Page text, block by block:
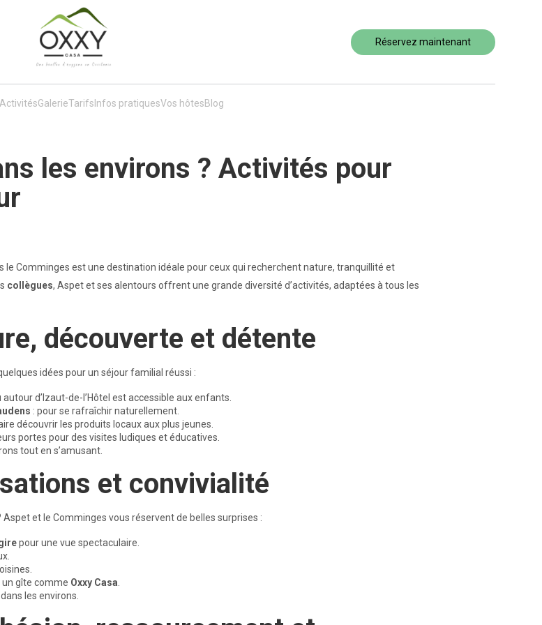
Réservez maintenant
ActivitésGalerieTarifs Infos pratiquesVos hôtesBlog
les environs ? Activités pour
le Comminges est une destination idéale pour ceux qui recherchent nature, tranquillité et
collègues, Aspet et ses alentours offrent une grande diversité d’activités, adaptées à tous les
découverte et détente
idées pour un séjour familial réussi :
autour d’Izaut-de-l’Hôtel est accessible aux enfants.
: pour se rafraîchir naturellement.
découvrir les produits locaux aux plus jeunes.
portes pour des visites ludiques et éducatives.
tout en s’amusant.
et convivialité
et le Comminges vous réservent de belles surprises :
pour une vue spectaculaire.
un gîte comme Oxxy Casa
dans les environs.